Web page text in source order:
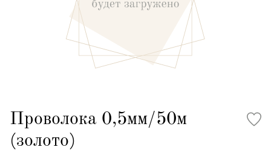
Проволока 0,5мм/50м
(золото)